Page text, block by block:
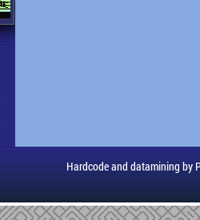
Hardcode and datamining by